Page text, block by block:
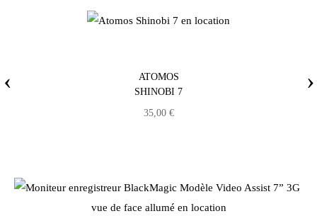
ATOMOS
SHINOBI 7
35,00 €
‹ ›